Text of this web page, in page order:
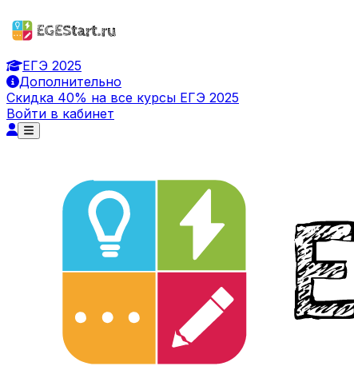
ЕГЭ 2025
Дополнительно
Скидка 40% на все курсы ЕГЭ 2025
Войти в кабинет